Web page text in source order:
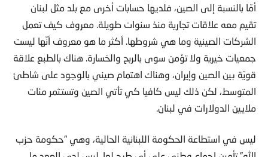
أمّا بالنسبة إلى الصين، فلديها حسابات أخرى مع بلد مثل لبنان
تقيم معه علاقات تجارية منذ سنوات طويلة. معروف كيف تعمل
الشركات الصينية وما هي شروطها. أكثر ما هو معروف أنّها ليست
جمعيات خيرية ولا تؤمن سوى بالربح والخسارة. هناك بالطبع علاقة
قويّة بين الصين وإيران، وهناك اهتمام صيني بالوجود على شاطئ
المتوسط، لكن ذلك ليس كافيا كي تأتي الصين وتستثمر مئات
ملايين الدولارات في لبنان.
ليس في استطاعة الحكومة اللبنانية الحالية، وهي “حكومة حزب